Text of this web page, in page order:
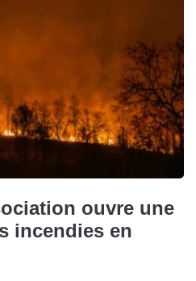
ouvre une
incendies en